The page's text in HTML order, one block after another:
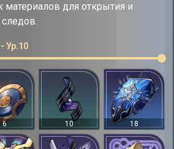
материалов для открытия и
Ур.10
6 10 18